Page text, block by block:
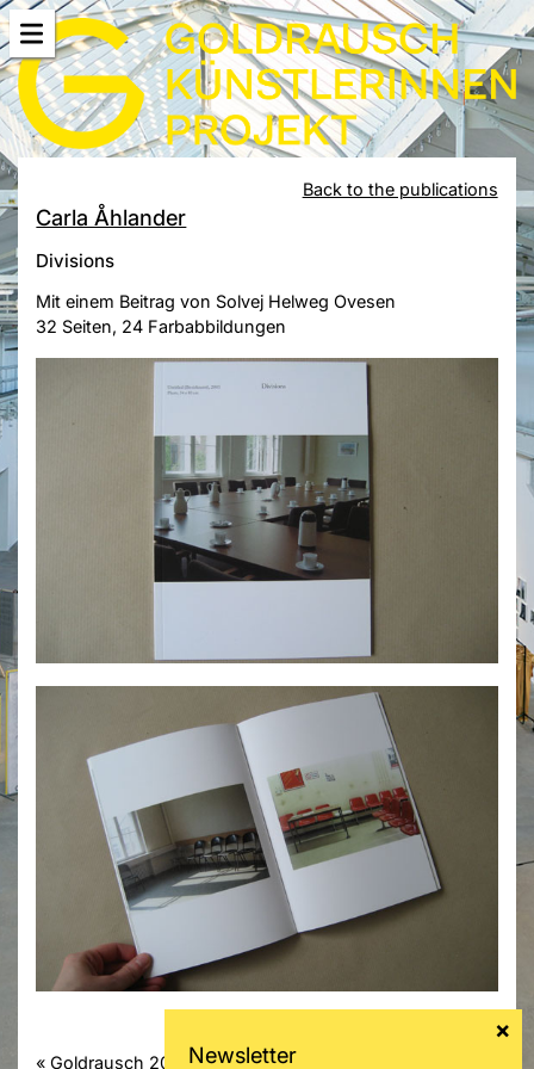
Back to the publications
Carla Åhlander
Divisions
Mit einem Beitrag von Solvej Helweg Ovesen
32 Seiten, 24 Farbabbildungen
« Goldrausch 2004